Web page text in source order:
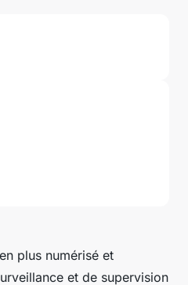
plus numérisé et
et de supervision